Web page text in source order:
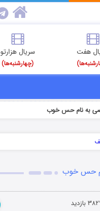
هفت سریال هزارتو
(چهارشنبه‌ها)
به نام حس خوب
حس خوب
بازدید